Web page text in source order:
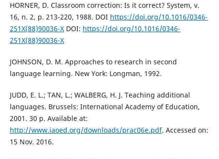
HORNER, D. Classroom correction: Is it correct? System, v.
16, n. 2, p. 213-220, 1988. DOI https://doi.org/10.1016/0346-
251X(88)90036-XDOI: https://doi.org/10.1016/0346-
251X(88)90036-X
JOHNSON, D. M. Approaches to research in second
language learning. New York: Longman, 1992.
JUDD, E. L.; TAN, L.; WALBERG, H. J. Teaching additional
languages. Brussels: International Academy of Education,
2001. 30 p. Available at:
http://www.iaoed.org/downloads/prac06e.pdf. Accessed on:
15 Nov. 2016.